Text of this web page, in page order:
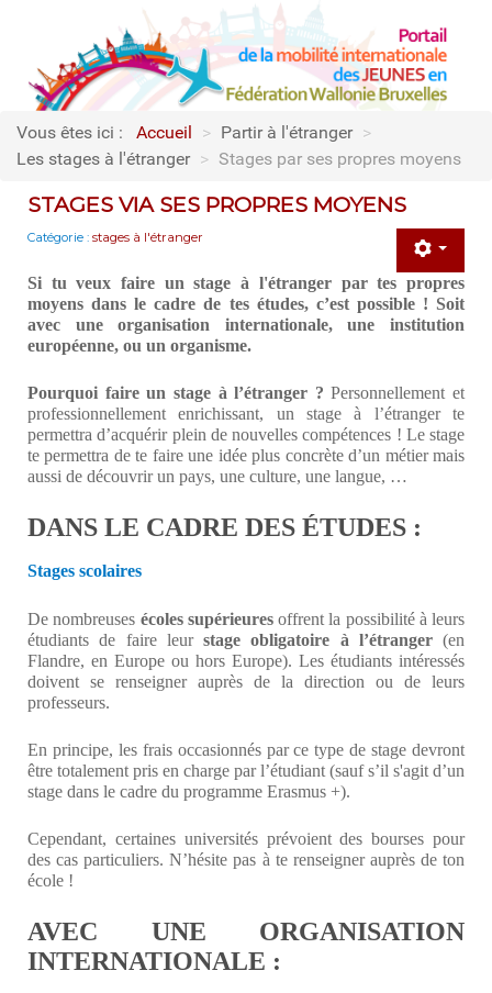
Vous êtes ici : Accueil > Partir à l'étranger >
Les stages à l'étranger > Stages par ses propres moyens
STAGES VIA SES PROPRES MOYENS
Catégorie : stages à l'étranger
Si tu veux faire un stage à l'étranger par tes propres
moyens dans le cadre de tes études, c’est possible ! Soit
avec une organisation internationale, une institution
européenne, ou un organisme.
Pourquoi faire un stage à l’étranger ? Personnellement et
professionnellement enrichissant, un stage à l’étranger te
permettra d’acquérir plein de nouvelles compétences ! Le stage
te permettra de te faire une idée plus concrète d’un métier mais
aussi de découvrir un pays, une culture, une langue, …
DANS LE CADRE DES ÉTUDES :
Stages scolaires
De nombreuses écoles supérieuresoffrent la possibilité à leurs
étudiants de faire leur stage obligatoire à l’étranger (en
Flandre, en Europe ou hors Europe). Les étudiants intéressés
doivent se renseigner auprès de la direction ou de leurs
professeurs.
En principe, les frais occasionnés par ce type de stage devront
être totalement pris en charge par l’étudiant (sauf s’il s'agit d’un
stage dans le cadre du programme Erasmus +).
Cependant, certaines universités prévoient des bourses pour
des cas particuliers. N’hésite pas à te renseigner auprès de ton
école !
AVEC UNE ORGANISATION
INTERNATIONALE :